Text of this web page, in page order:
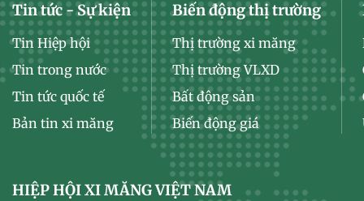
Tin tức - Sự kiện
Tin Hiệp hội
Tin trong nước
Tin tức quốc tế
Bản tin xi măng
Biến động thị trường
Thị trường xi măng
Thị trường VLXD
Bất động sản
Biến động giá
HIỆP HỘI XI MĂNG VIỆT NAM